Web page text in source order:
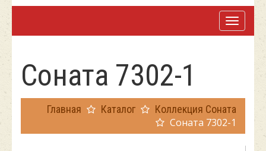
Соната 7302-1
Главная Каталог Коллекция Соната
Соната 7302-1